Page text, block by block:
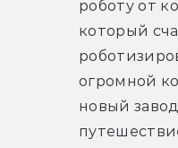
роботу от
который
огромной
новый